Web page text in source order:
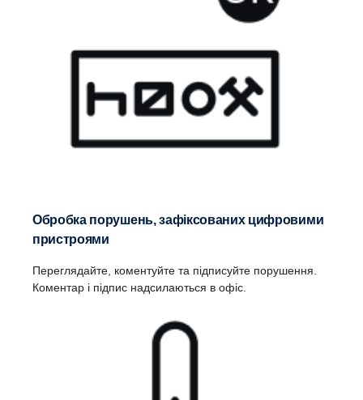
Обробка порушень, зафіксованих цифровими
пристроями
Переглядайте, коментуйте та підписуйте порушення.
Коментар і підпис надсилаються в офіс.